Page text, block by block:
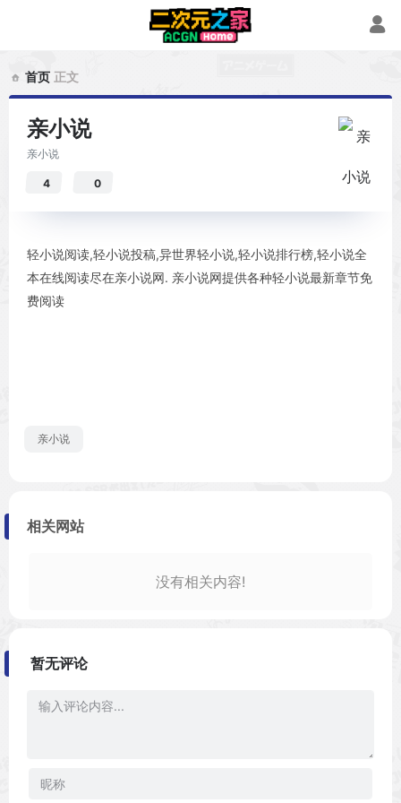
首页 正文
亲小说
亲小说
4 0
轻小说阅读,轻小说投稿,异世界轻小说,轻小说排行榜,轻小说全
本在线阅读尽在亲小说网. 亲小说网提供各种轻小说最新章节免
费阅读
亲小说
相关网站
没有相关内容!
暂无评论